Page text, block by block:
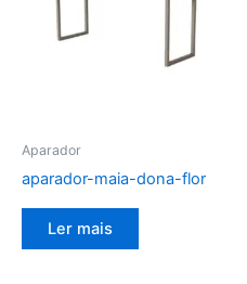
Aparador
aparador-maia-dona-flor
Ler mais